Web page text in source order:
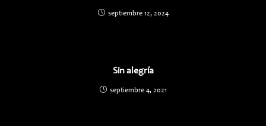
septiembre 12, 2024
Sin alegría
septiembre 4, 2021